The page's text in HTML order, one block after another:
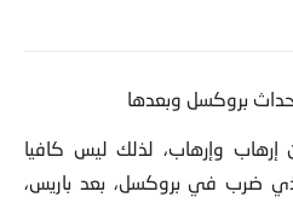
إرهاب وإرهاب، لذلك ليس كافيا
ضرب في بروكسل، بعد باريس،